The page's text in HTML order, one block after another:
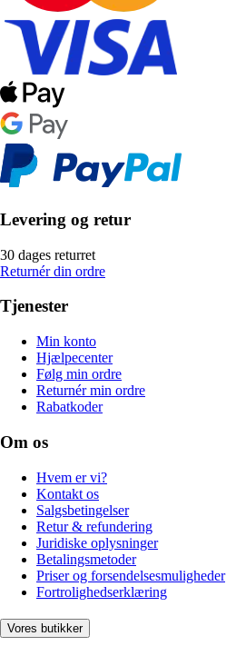
Levering og retur
30 dages returret
Returnér din ordre
Tjenester
Min konto
Hjælpecenter
Følg min ordre
Returnér min ordre
Rabatkoder
Om os
Hvem er vi?
Kontakt os
Salgsbetingelser
Retur & refundering
Juridiske oplysninger
Betalingsmetoder
Priser og forsendelsesmuligheder
Fortrolighedserklæring
Vores butikker